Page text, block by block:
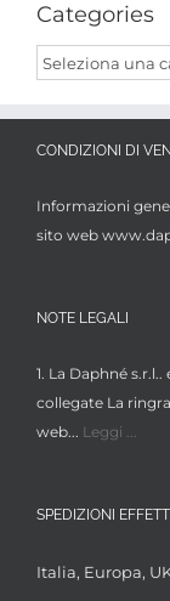
Categories
Categories
CONDIZIONI DI
Informazioni
sito web
NOTE LEGALI
1. La Daphné
collegate La
web... Leggi ...
SPEDIZIONI
Italia, Europa,